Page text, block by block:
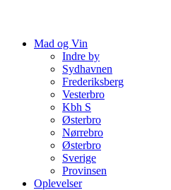
Mad og Vin
Indre by
Sydhavnen
Frederiksberg
Vesterbro
Kbh S
Østerbro
Nørrebro
Østerbro
Sverige
Provinsen
Oplevelser